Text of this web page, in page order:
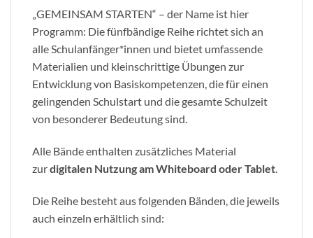
„GEMEINSAM STARTEN“ – der Name ist hier
Programm: Die fünfbändige Reihe richtet sich an
alle Schulanfänger*innen und bietet umfassende
Materialien und kleinschrittige Übungen zur
Entwicklung von Basiskompetenzen, die für einen
gelingenden Schulstart und die gesamte Schulzeit
von besonderer Bedeutung sind.
Alle Bände enthalten zusätzliches Material
zurdigitalen Nutzung am Whiteboard oder Tablet.
Die Reihe besteht aus folgenden Bänden, die jeweils
auch einzeln erhältlich sind: